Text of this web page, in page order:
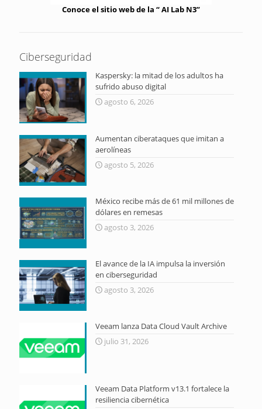
Conoce el sitio web de la “ AI Lab N3”
Ciberseguridad
Kaspersky: la mitad de los adultos ha
sufrido abuso digital
agosto 6, 2026
Aumentan ciberataques que imitan a
aerolíneas
agosto 5, 2026
México recibe más de 61 mil millones de
dólares en remesas
agosto 3, 2026
El avance de la IA impulsa la inversión
en ciberseguridad
agosto 3, 2026
Veeam lanza Data Cloud Vault Archive
julio 31, 2026
Veeam Data Platform v13.1 fortalece la
resiliencia cibernética